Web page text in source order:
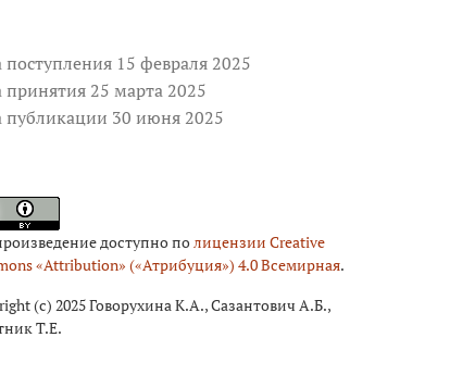
поступления 15 февраля 2025
принятия 25 марта 2025
публикации 30 июня 2025
доступно по лицензии Creative
«Attribution» («Атрибуция») 4.0 Всемирная.
(c) 2025 Говорухина К.А., Сазантович А.Б.,
Т.Е.